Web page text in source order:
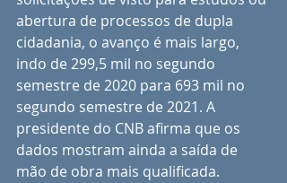
abertura de processos de dupla
cidadania, o avanço é mais largo,
indo de 299,5 mil no segundo
semestre de 2020 para 693 mil no
segundo semestre de 2021. A
presidente do CNB afirma que os
dados mostram ainda a saída de
mão de obra mais qualificada.